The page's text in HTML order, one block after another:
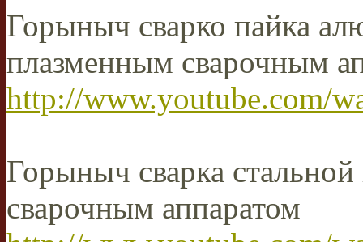
Горыныч сварко пайка
плазменным сварочным
http://www.youtube.com/
Горыныч сварка
сварочным аппаратом